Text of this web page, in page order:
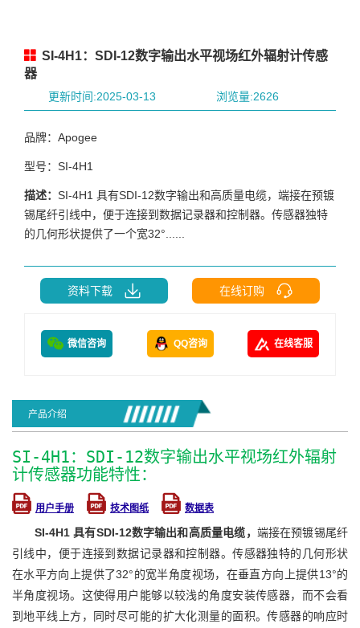
SI-4H1：SDI-12数字输出水平视场红外辐射计传感
器
更新时间:2025-03-13 浏览量:2626
品牌：Apogee
型号：SI-4H1
描述： SI-4H1 具有SDI-12数字输出和高质量电缆，端接在预镀
锡尾纤引线中，便于连接到数据记录器和控制器。传感器独特
的几何形状提供了一个宽32°......
资料下载 在线订购
微信咨询 QQ咨询 在线客服
产品介绍
SI-4H1：SDI-12数字输出水平视场红外辐射
计传感器功能特性：
用户手册 技术图纸 数据表
SI-4H1 具有SDI-12数字输出和高质量电缆， 端接在预镀锡尾纤
引线中，便于连接到数据记录器和控制器。传感器独特的几何形状
在水平方向上提供了32°的宽半角度视场，在垂直方向上提供13°的
半角度视场。这使得用户能够以较浅的角度安装传感器，而不会看
到地平线上方，同时尽可能的扩大化测量的面积。传感器的响应时